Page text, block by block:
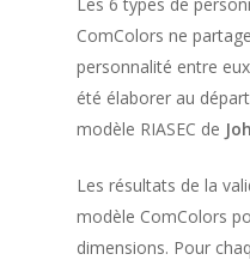
ComColors ne
personnalité entre
été élaborer au
modèle RIASEC de
Les résultats de la
modèle ComColors
dimensions. Pour